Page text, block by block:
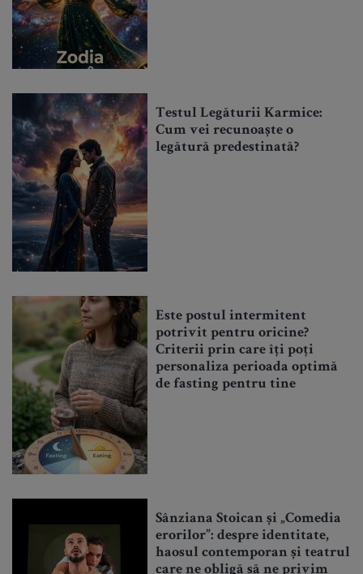
Testul Legăturii Karmice:
Cum vei recunoaște o
legătură predestinată?
Este postul intermitent
potrivit pentru oricine?
Criterii prin care îți poți
personaliza perioada optimă
de fasting pentru tine
Sânziana Stoican și „Comedia
erorilor”: despre identitate,
haosul contemporan și teatrul
care ne obligă să ne privim